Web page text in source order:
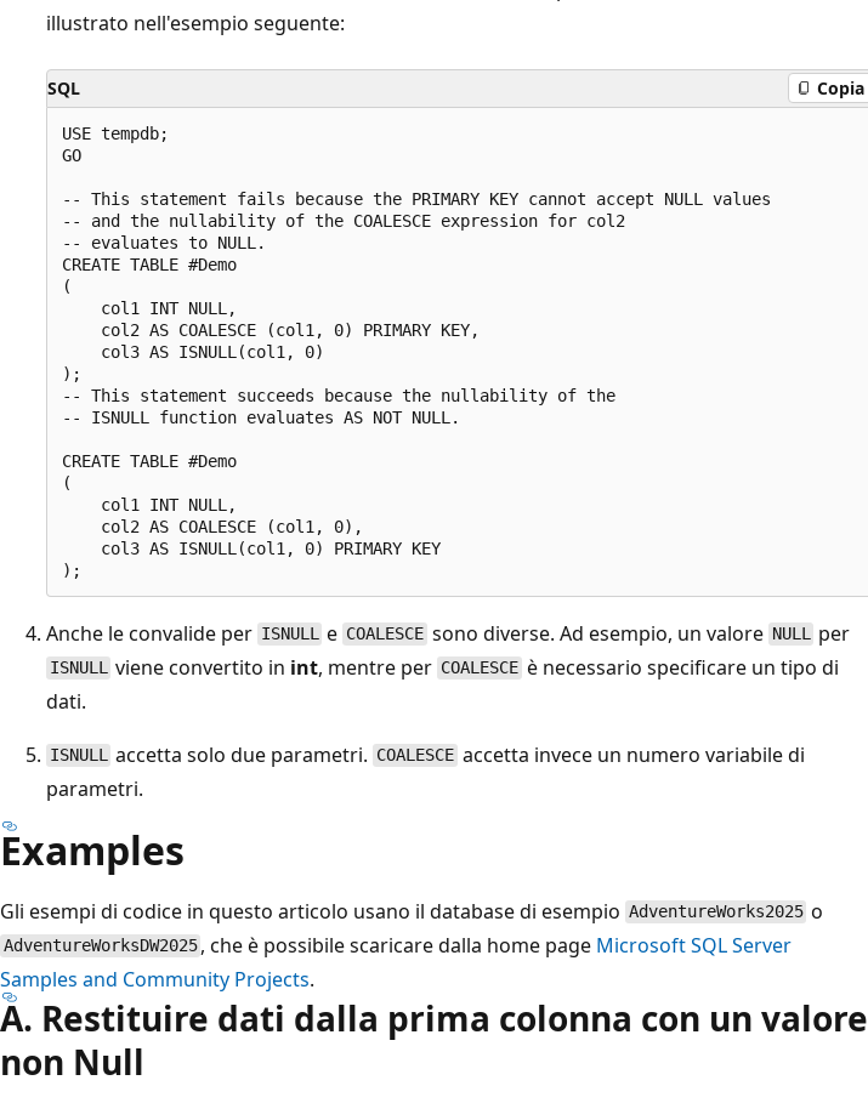
illustrato nell'esempio seguente:
SQL Copia
USE tempdb;
GO
-- This statement fails because the PRIMARY KEY cannot accept NULL values
-- and the nullability of the COALESCE expression for col2
-- evaluates to NULL.
CREATE TABLE #Demo
(
    col1 INT NULL,
    col2 AS COALESCE (col1, 0) PRIMARY KEY,
    col3 AS ISNULL(col1, 0)
);
-- This statement succeeds because the nullability of the
-- ISNULL function evaluates AS NOT NULL.
CREATE TABLE #Demo
(
    col1 INT NULL,
    col2 AS COALESCE (col1, 0),
    col3 AS ISNULL(col1, 0) PRIMARY KEY
Anche le convalide per ISNULL e COALESCE sono diverse. Ad esempio, un valore NULL per
ISNULL viene convertito in int, mentre per COALESCE è necessario specificare un tipo di
dati.
ISNULL accetta solo due parametri. COALESCE accetta invece un numero variabile di
parametri.
Examples
Gli esempi di codice in questo articolo usano il database di esempio AdventureWorks2025 o
AdventureWorksDW2025 , che è possibile scaricare dalla home page Microsoft SQL Server
Samples and Community Projects.
A. Restituire dati dalla prima colonna con un valore
non Null